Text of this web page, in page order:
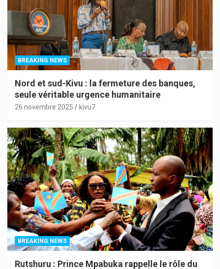
BREAKING NEWS
Nord et sud-Kivu : la fermeture des banques,
seule véritable urgence humanitaire
26 novembre 2025 kivu7
BREAKING NEWS
Rutshuru : Prince Mpabuka rappelle le rôle du